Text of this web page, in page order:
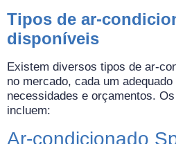
Tipos de ar-
disponíveis
Existem diversos tipos de ar-
no mercado, cada um
necessidades e orçamentos.
incluem:
Ar-condicionado